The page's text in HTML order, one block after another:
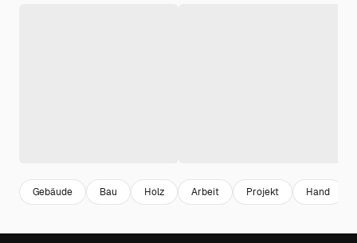
Gebäude Bau Holz Arbeit Projekt Hand